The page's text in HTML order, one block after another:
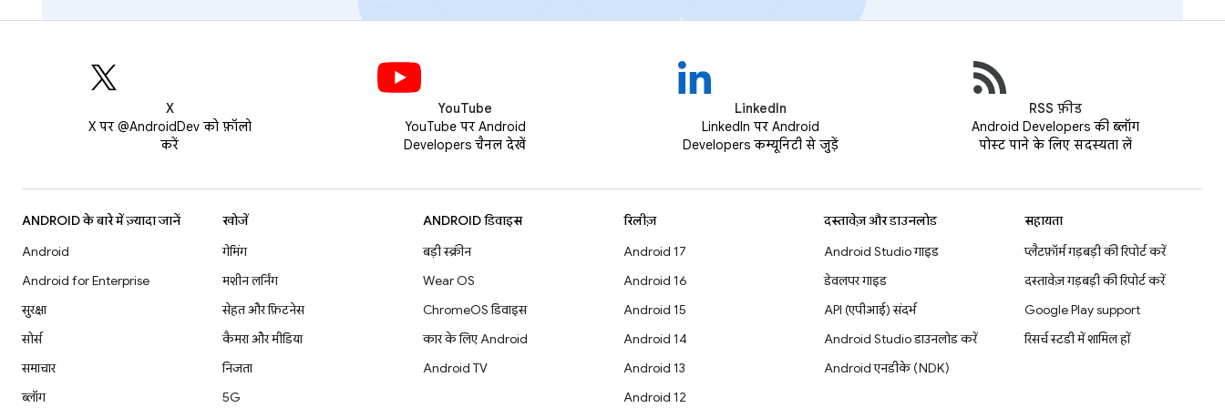
X
X पर @AndroidDev को फ़ॉलो
करें
YouTube
YouTube पर Android
Developers चैनल देखें
LinkedIn
LinkedIn पर Android
Developers कम्यूनिटी से जुड़ें
RSS फ़ीड
Android Developers की ब्लॉग
पोस्ट पाने के लिए सदस्यता लें
ANDROID के बारे में ज़्यादा जानें
Android
Android for Enterprise
सुरक्षा
सोर्स
समाचार
ब्लॉग
खोजें
गेमिंग
मशीन लर्निंग
सेहत और फ़िटनेस
कैमरा और मीडिया
निजता
5G
ANDROID डिवाइस
बड़ी स्क्रीन
Wear OS
ChromeOS डिवाइस
कार के लिए Android
Android TV
रिलीज़
Android 17
Android 16
Android 15
Android 14
Android 13
Android 12
दस्तावेज़ और डाउनलोड
Android Studio गाइड
डेवलपर गाइड
API (एपीआई) संदर्भ
Android Studio डाउनलोड करें
Android एनडीके (NDK)
सहायता
प्लैटफ़ॉर्म गड़बड़ी की रिपोर्ट करें
दस्तावेज़ गड़बड़ी की रिपोर्ट करें
Google Play support
रिसर्च स्टडी में शामिल हों